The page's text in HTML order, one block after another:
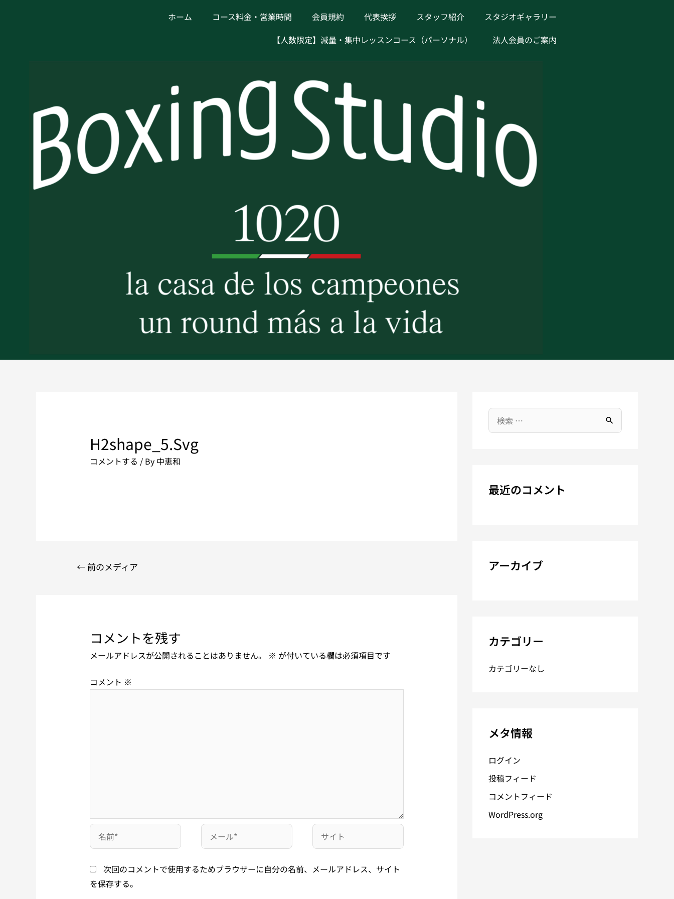
ホーム コース料金・営業時間 会員規約 代表挨拶 スタッフ紹介
スタジオギャラリー
【人数限定】減量・集中レッスンコース（パーソナル）
法人会員のご案内
H2shape_5.svg
コメントする / By 中恵和
←前のメディア
コメントを残す
メールアドレスが公開されることはありません。 ※ が付いている欄は必須項目です
コメント ※
次回のコメントで使用するためブラウザーに自分の名前、メールアドレス、サイト
を保存する。
最近のコメント
アーカイブ
カテゴリー
カテゴリーなし
メタ情報
ログイン
投稿フィード
コメントフィード
WordPress.org